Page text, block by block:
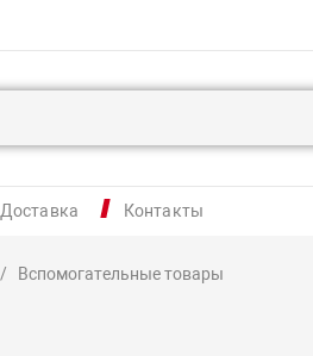
Доставка Контакты
Вспомогательные товары